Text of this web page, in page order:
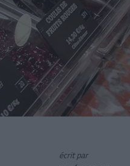
écrit par